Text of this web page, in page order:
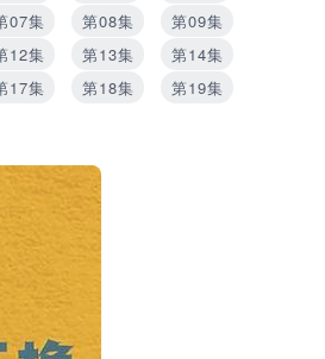
07集 第08集
第09集
12集 第13集
第14集
17集 第18集
第19集